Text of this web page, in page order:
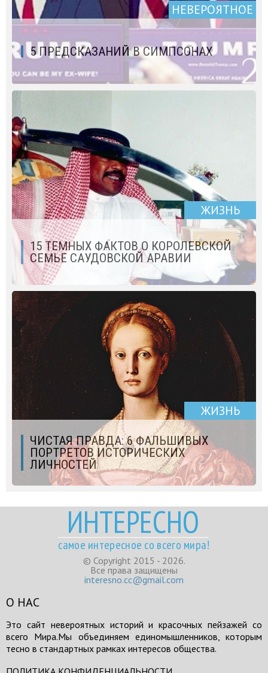
НЕВЕРОЯТНОЕ
5 ПРЕДСКАЗАНИЙ В СИМПСОНАХ
ЖИЗНЬ
15 ТЕМНЫХ ФАКТОВ О КОРОЛЕВСКОЙ
СЕМЬЕ САУДОВСКОЙ АРАВИИ
ЖИЗНЬ
ЧИСТАЯ ПРАВДА: 6 ФАЛЬШИВЫХ
ПОРТРЕТОВ ИСТОРИЧЕСКИХ
ЛИЧНОСТЕЙ
ИНТЕРЕСНО
самое интересное со всего мира!
© Copyright 2015 - 2026.
Все права защищены
interesno.cc@gmail.com
О НАС
Это сайт невероятных историй и красочных пейзажей со
всего Мира.Мы объединяем единомышленников, которым
тесно в стандартных рамках интересов общества.